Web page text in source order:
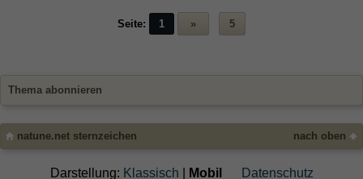
Seite: 1 » 5
Thema abonnieren
nach oben
natune.net sternzeichen
Darstellung: Klassisch Mobil Datenschutz